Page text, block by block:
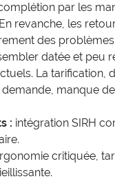
par les
revanche, les
des problèmes
datée et peu
La tarification,
manque
: intégration SIRH
critiquée,